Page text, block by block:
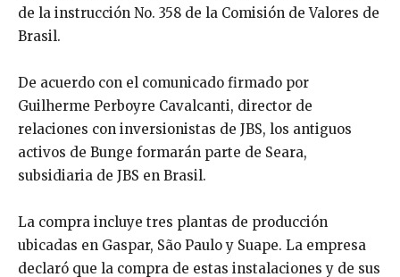
de la instrucción No. 358 de la Comisión de Valores de
Brasil.
De acuerdo con el comunicado firmado por
Guilherme Perboyre Cavalcanti, director de
relaciones con inversionistas de JBS, los antiguos
activos de Bunge formarán parte de Seara,
subsidiaria de JBS en Brasil.
La compra incluye tres plantas de producción
ubicadas en Gaspar, São Paulo y Suape. La empresa
declaró que la compra de estas instalaciones y de sus